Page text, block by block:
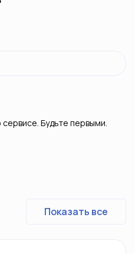
Будьте первыми.
Показать все